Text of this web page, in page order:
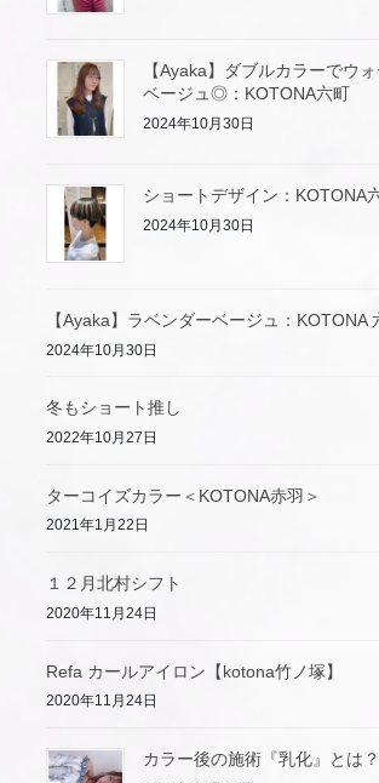
【Ayaka】ダブルカラーでウ
ベージュ◎：KOTONA六町
2024年10月30日
ショートデザイン：KOTONA
2024年10月30日
【Ayaka】ラベンダーベージュ：KOTONA
2024年10月30日
冬もショート推し
2022年10月27日
ターコイズカラー＜KOTONA赤羽＞
2021年1月22日
１２月北村シフト
2020年11月24日
Refa カールアイロン【kotona竹ノ塚】
2020年11月24日
カラー後の施術『乳化』とは？